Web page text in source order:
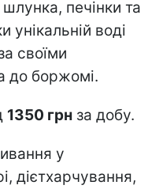
печінки та
унікальній воді
своїми
до боржомі.
1350 грн за добу.
у
дієтхарчування,